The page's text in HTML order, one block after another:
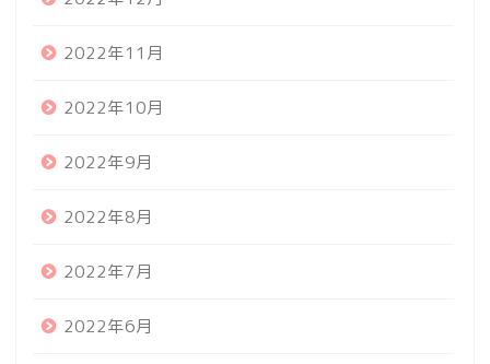
2022年11月
2022年10月
2022年9月
2022年8月
2022年7月
2022年6月